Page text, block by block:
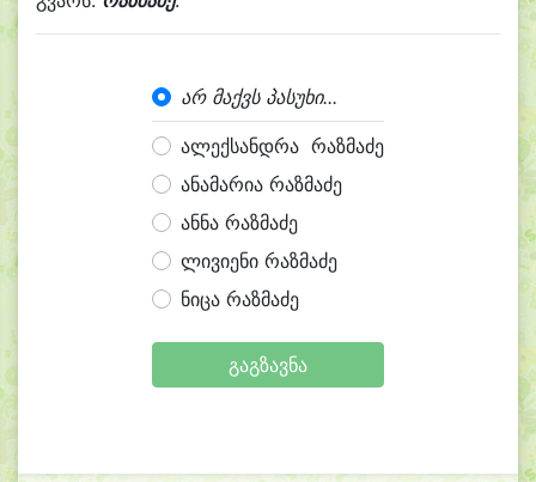
არ მაქვს პასუხი...
ალექსანდრა რაზმაძე
ანამარია რაზმაძე
ანნა რაზმაძე
ლივიენი რაზმაძე
ნიცა რაზმაძე
გაგზავნა